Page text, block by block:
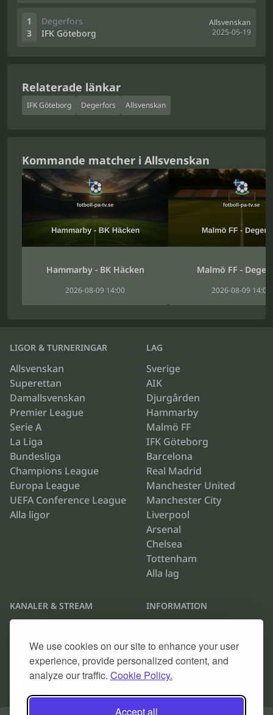
We use cookies on our site to enhance your user
experience, provide personalized content, and
analyze our traffic. Cookie Policy.
Accept all
1
3
Degerfors
IFK Göteborg
Allsvenskan
2025-05-19
Relaterade länkar
IFK Göteborg Degerfors Allsvenskan
Kommande matcher i Allsvenskan
Hammarby - BK Häcken
2026-08-09 14:00
Malmö FF -
2026-08-09 14:00
LIGOR & TURNERINGAR
Allsvenskan
Superettan
Damallsvenskan
Premier League
Serie A
La Liga
Bundesliga
Champions League
Europa League
UEFA Conference League
Alla ligor
LAG
Sverige
AIK
Djurgården
Hammarby
Malmö FF
IFK Göteborg
Barcelona
Real Madrid
Manchester United
Manchester City
Liverpool
Arsenal
Chelsea
Tottenham
Alla lag
KANALER & STREAM
TV4 Play
Discovery Plus
Alla TV-kanaler
INFORMATION
Cookie Policy
Kontakta oss
Arkiv